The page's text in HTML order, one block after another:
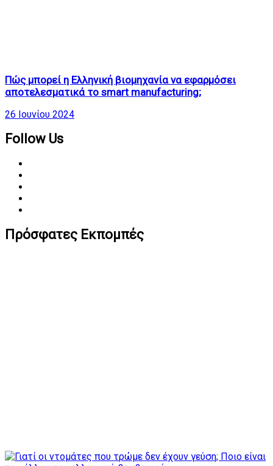
Πώς μπορεί η Ελληνική βιομηχανία να εφαρμόσει
αποτελεσματικά το smart manufacturing;
26 Ιουνίου 2024
Follow Us
Πρόσφατες Εκπομπές